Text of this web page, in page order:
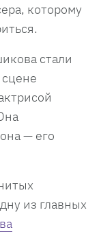
которому
стали
— его
из главных